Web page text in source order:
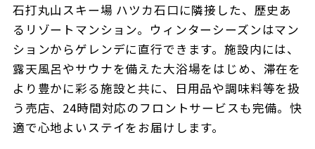
石打丸山スキー場 ハツカ石口に隣接した、歴史あ
るリゾートマンション。ウィンターシーズンはマン
ションからゲレンデに直行できます。施設内には、
露天風呂やサウナを備えた大浴場をはじめ、滞在を
より豊かに彩る施設と共に、日用品や調味料等を扱
う売店、24時間対応のフロントサービスも完備。快
適で心地よいステイをお届けします。